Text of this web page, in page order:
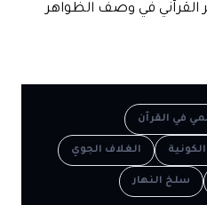
القرآني في وصف الظواهر
في القرآن
الغلاف الجوي
سلخ النهار